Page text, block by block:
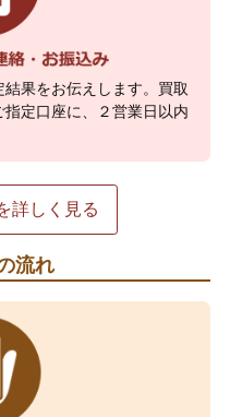
果をお伝えします。買取
定口座に、２営業日以内
詳しく見る
流れ